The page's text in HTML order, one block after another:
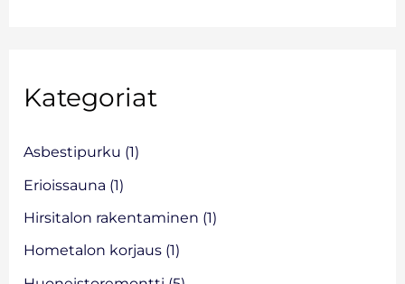
c
f
o
r
Kategoriat
Asbestipurku (1)
Erioissauna (1)
Hirsitalon rakentaminen (1)
Hometalon korjaus (1)